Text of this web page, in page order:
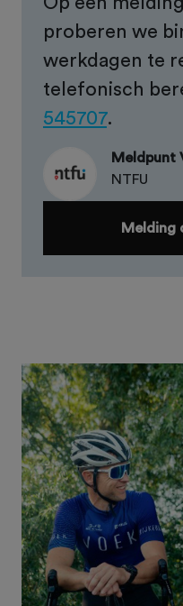
proberen we
werkdagen te
telefonisch
545707.
Meldpunt
NTFU
Melding